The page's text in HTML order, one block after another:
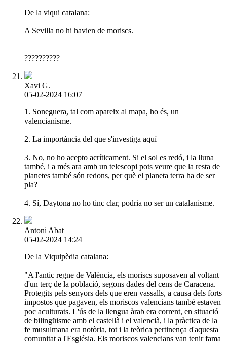
De la viqui catalana:
A Sevilla no hi havien de moriscs.
??????????
Xavi G.
05-02-2024 16:07
1. Soneguera, tal com apareix al mapa, ho és, un
valencianisme.
2. La importància del que s'investiga aquí
3. No, no ho acepto acríticament. Si el sol es redó, i la lluna
també, i a més ara amb un telescopi pots veure que la resta de
planetes també són redons, per què el planeta terra ha de ser
pla?
4. Sí, Daytona no ho tinc clar, podria no ser un catalanisme.
Antoni Abat
05-02-2024 14:24
De la Viquipèdia catalana:
"A l'antic regne de València, els moriscs suposaven al voltant
d'un terç de la població, segons dades del cens de Caracena.
Protegits pels senyors dels que eren vassalls, a causa dels forts
impostos que pagaven, els moriscos valencians també estaven
poc aculturats. L'ús de la llengua àrab era corrent, en situació
de bilingüisme amb el castellà i el valencià, i la pràctica de la
fe musulmana era notòria, tot i la teòrica pertinença d'aquesta
comunitat a l'Església. Els moriscos valencians van tenir fama